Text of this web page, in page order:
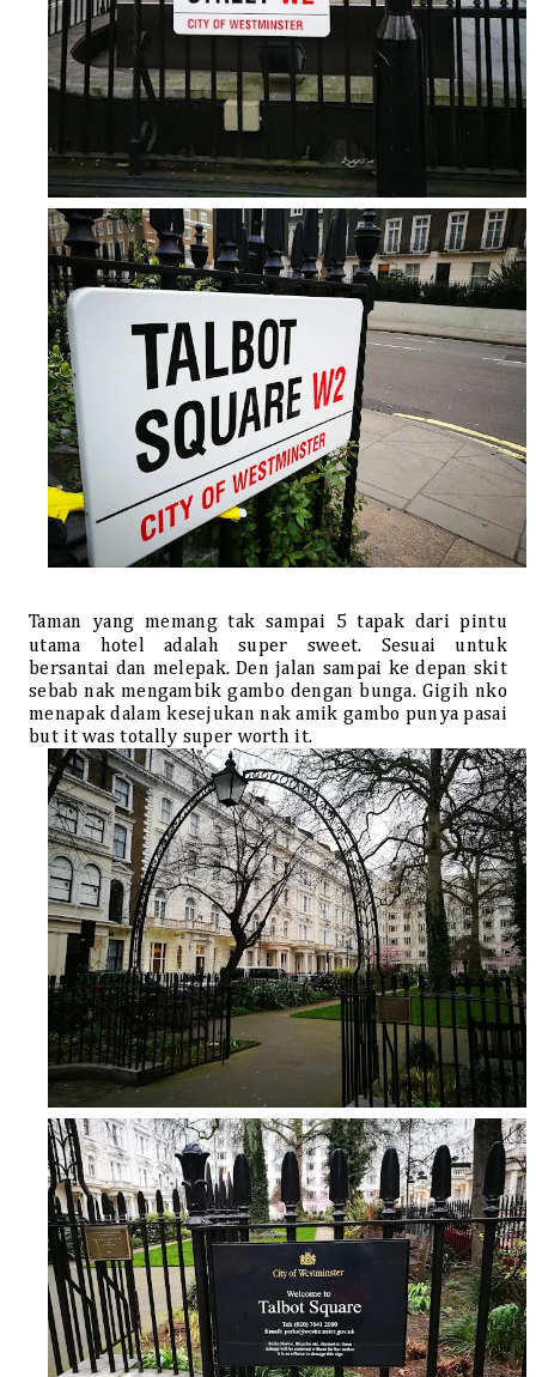
Taman yang memang tak sampai 5 tapak dari pintu
utama hotel adalah super sweet. Sesuai untuk
bersantai dan melepak. Den jalan sampai ke depan skit
sebab nak mengambik gambo dengan bunga. Gigih nko
menapak dalam kesejukan nak amik gambo punya pasai
but it was totally super worth it.